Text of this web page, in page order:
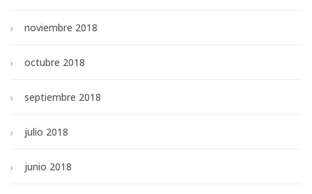
noviembre 2018
octubre 2018
septiembre 2018
julio 2018
junio 2018